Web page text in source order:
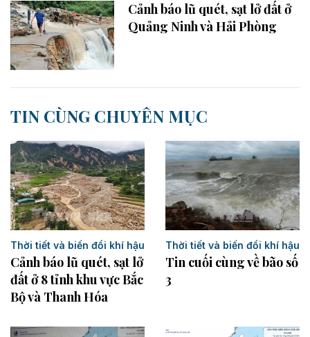
Cảnh báo lũ quét, sạt lở đất ở
Quảng Ninh và Hải Phòng
TIN CÙNG CHUYÊN MỤC
Thời tiết và biến đổi khí hậu
Cảnh báo lũ quét, sạt lở
đất ở 8 tỉnh khu vực Bắc
Bộ và Thanh Hóa
Thời tiết và biến đổi khí hậu
Tin cuối cùng về bão số
3